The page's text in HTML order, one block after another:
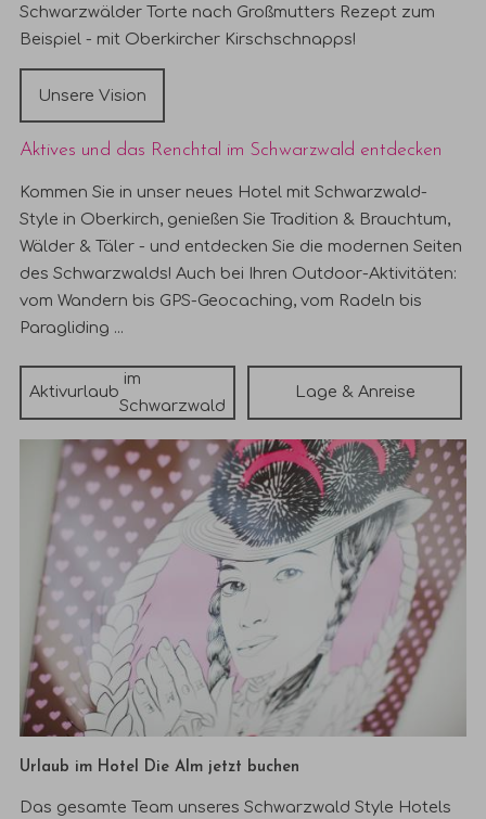
Schwarzwälder Torte nach Großmutters Rezept zum
Beispiel - mit Oberkircher Kirschschnapps!
Unsere Vision
Aktives und das Renchtal im Schwarzwald entdecken
Kommen Sie in unser neues Hotel mit Schwarzwald-
Style in Oberkirch, genießen Sie Tradition & Brauchtum,
Wälder & Täler - und entdecken Sie die modernen Seiten
des Schwarzwalds! Auch bei Ihren Outdoor-Aktivitäten:
vom Wandern bis GPS-Geocaching, vom Radeln bis
Paragliding ...
Aktivurlaub
im
Schwarzwald
Lage & Anreise
Urlaub im Hotel Die Alm jetzt buchen
Das gesamte Team unseres Schwarzwald Style Hotels